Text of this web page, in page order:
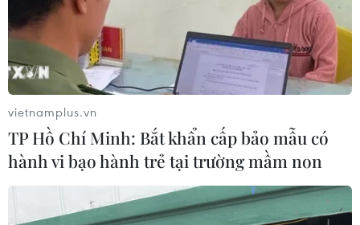
vietnamplus.vn
TP Hồ Chí Minh: Bắt khẩn cấp bảo mẫu có
hành vi bạo hành trẻ tại trường mầm non